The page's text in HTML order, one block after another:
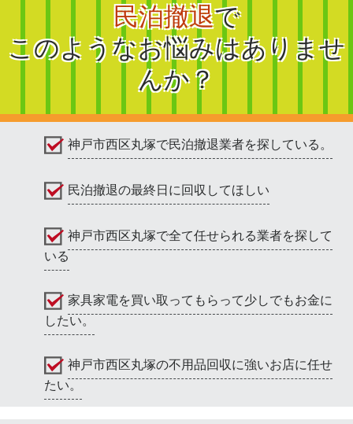
民泊撤退で
このようなお悩みはありませ
んか？
神戸市西区丸塚で民泊撤退業者を探している。
民泊撤退の最終日に回収してほしい
神戸市西区丸塚で全て任せられる業者を探して
いる
家具家電を買い取ってもらって少しでもお金に
したい。
神戸市西区丸塚の不用品回収に強いお店に任せ
たい。